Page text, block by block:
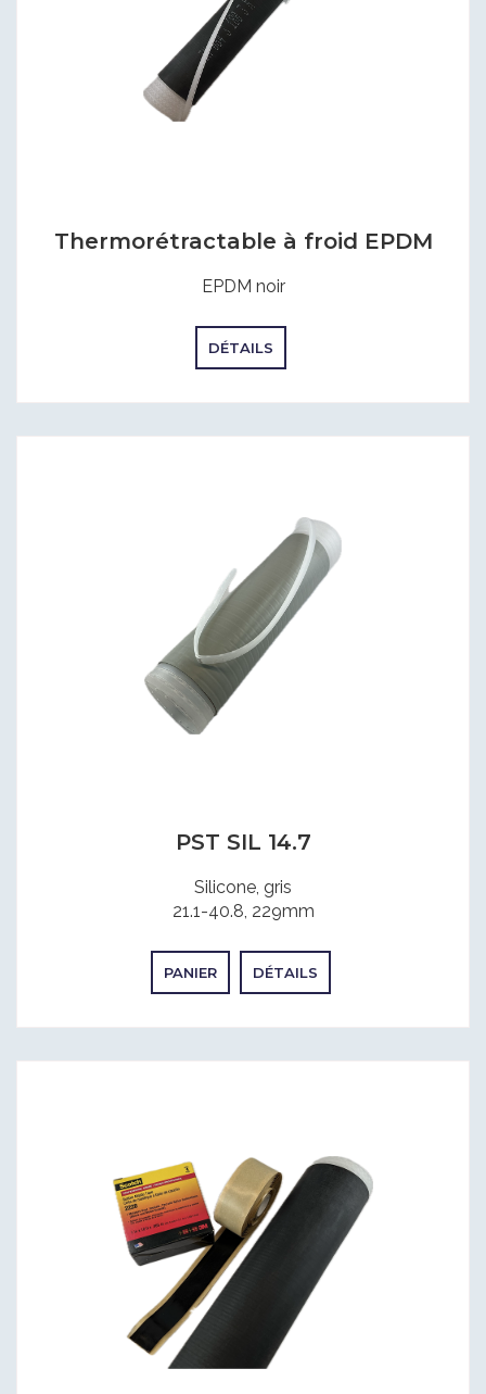
Thermorétractable à froid EPDM
EPDM noir
DÉTAILS
PST SIL 14.7
Silicone, gris
21.1-40.8, 229mm
PANIER DÉTAILS